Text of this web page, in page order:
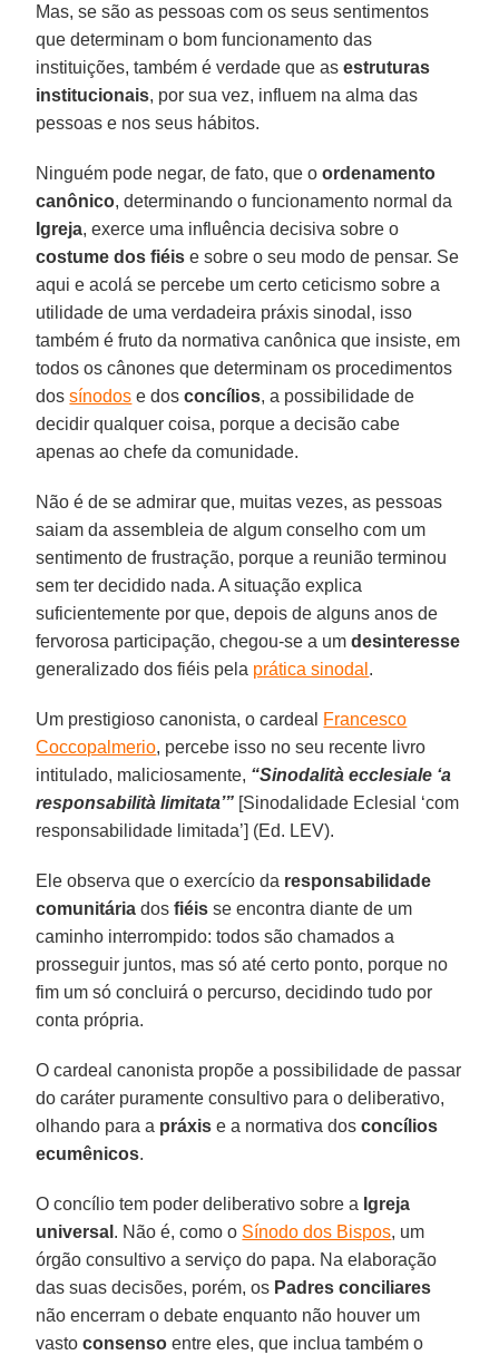
Mas, se são as pessoas com os seus sentimentos
que determinam o bom funcionamento das
instituições, também é verdade que asestruturas
institucionais, por sua vez, influem na alma das
pessoas e nos seus hábitos.
Ninguém pode negar, de fato, que oordenamento
canônico, determinando o funcionamento normal da
Igreja, exerce uma influência decisiva sobre o
costume dos fiéis e sobre o seu modo de pensar. Se
aqui e acolá se percebe um certo ceticismo sobre a
utilidade de uma verdadeira práxis sinodal, isso
também é fruto da normativa canônica que insiste, em
todos os cânones que determinam os procedimentos
dossínodos e dosconcílios, a possibilidade de
decidir qualquer coisa, porque a decisão cabe
apenas ao chefe da comunidade.
Não é de se admirar que, muitas vezes, as pessoas
saiam da assembleia de algum conselho com um
sentimento de frustração, porque a reunião terminou
sem ter decidido nada. A situação explica
suficientemente por que, depois de alguns anos de
fervorosa participação, chegou-se a umdesinteresse
generalizado dos fiéis pela prática sinodal .
Um prestigioso canonista, o cardeal Francesco
Coccopalmerio, percebe isso no seu recente livro
intitulado, maliciosamente, “Sinodalità ecclesiale ‘a
responsabilità limitata’” [Sinodalidade Eclesial ‘com
responsabilidade limitada’] (Ed. LEV).
Ele observa que o exercício da responsabilidade
comunitária dosfiéis se encontra diante de um
caminho interrompido: todos são chamados a
prosseguir juntos, mas só até certo ponto, porque no
fim um só concluirá o percurso, decidindo tudo por
conta própria.
O cardeal canonista propõe a possibilidade de passar
do caráter puramente consultivo para o deliberativo,
olhando para a práxis e a normativa dosconcílios
ecumênicos.
O concílio tem poder deliberativo sobre a Igreja
universal . Não é, como o Sínodo dos Bispos, um
órgão consultivo a serviço do papa. Na elaboração
das suas decisões, porém, os Padres conciliares
não encerram o debate enquanto não houver um
vastoconsenso entre eles, que inclua também o